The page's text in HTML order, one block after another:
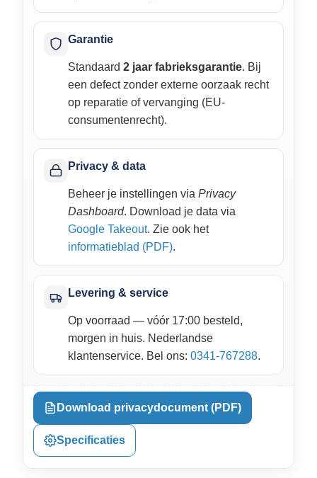
Garantie
Standaard 2 jaar fabrieksgarantie. Bij
een defect zonder externe oorzaak recht
op reparatie of vervanging (EU-
consumentenrecht).
Privacy & data
Beheer je instellingen via Privacy
Dashboard. Download je data via
Google Takeout. Zie ook het
informatieblad (PDF).
Levering & service
Op voorraad — vóór 17:00 besteld,
morgen in huis. Nederlandse
klantenservice. Bel ons: 0341-767288.
Download privacydocument (PDF)
Specificaties